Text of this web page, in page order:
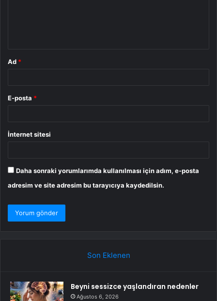
Ad *
E-posta *
İnternet sitesi
Daha sonraki yorumlarımda kullanılması için adım, e-posta
adresim ve site adresim bu tarayıcıya kaydedilsin.
Son Eklenen
Beyni sessizce yaşlandıran nedenler
Ağustos 6, 2026